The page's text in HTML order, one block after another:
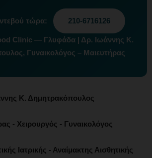
τώρα: 210-6716126
Clinic — Γλυφάδα | Δρ. Ιωάννης Κ.
Γυναικολόγος – Μαιευτήρας
Κ. Δημητρακόπουλος
- Χειρουργός - Γυναικολόγος
Ιατρικής - Αναίμακτης Αισθητικής